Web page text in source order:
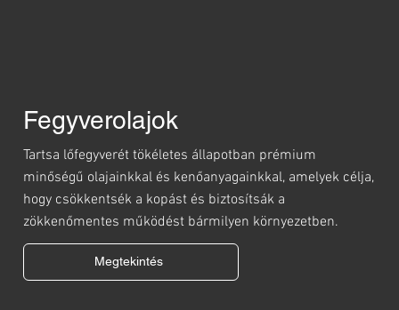
Fegyverolajok
Tartsa lőfegyverét tökéletes állapotban prémium
minőségű olajainkkal és kenőanyagainkkal, amelyek célja,
hogy csökkentsék a kopást és biztosítsák a
zökkenőmentes működést bármilyen környezetben.
Megtekintés